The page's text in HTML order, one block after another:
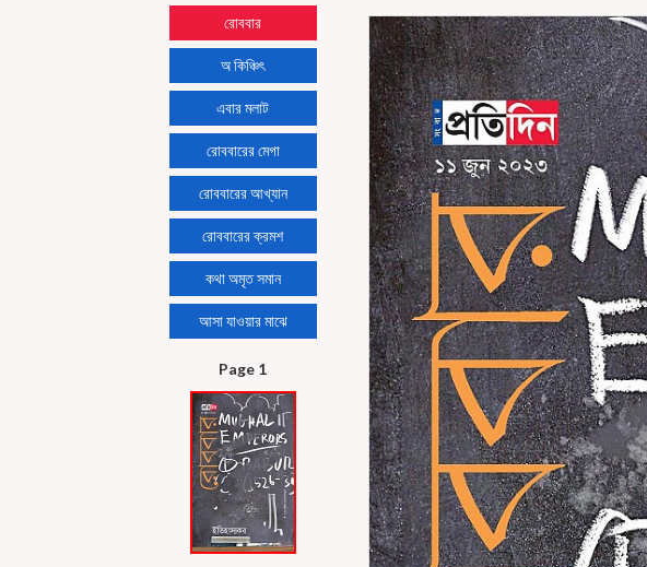
রোববার
অ কিঞ্চিৎ
এবার মলাট
রোববারের মেগা
রোববারের আখ্যান
রোববারের ক্রমশ
কথা অমৃত সমান
আসা যাওয়ার মাঝে
Page 1